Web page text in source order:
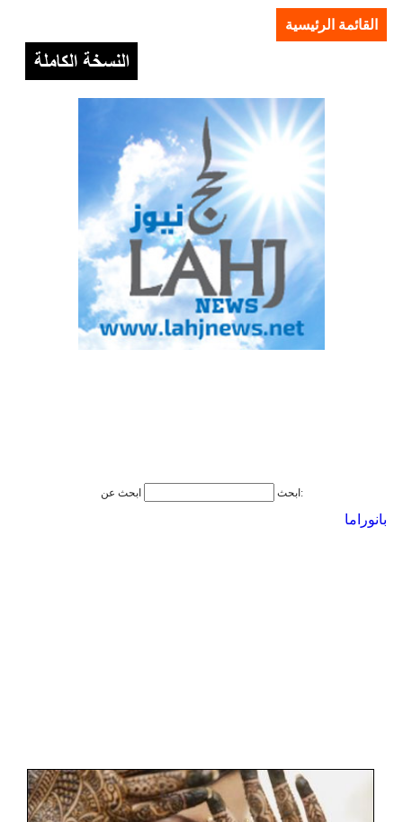
القائمة الرئيسية
ابحث ابحث عن:
بانوراما